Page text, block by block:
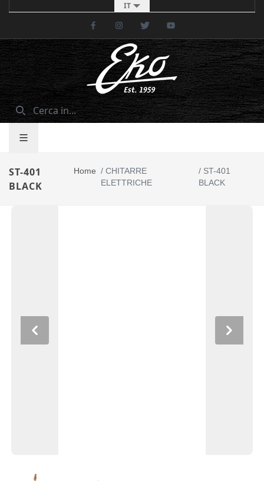
IT
FacebookInstagramTwitter
ST-401
BLACK
Home / CHITARRE
ELETTRICHE
/ST-401
BLACK
Previous Next